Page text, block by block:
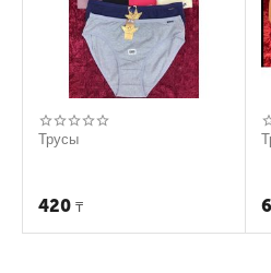
Трусы
420 ₸